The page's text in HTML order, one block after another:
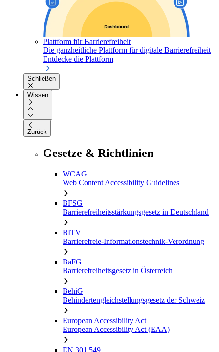
Plattform für Barrierefreiheit
Die ganzheitliche Plattform für digitale Barrierefreiheit
Entdecke die Plattform
Schließen
Wissen
Zurück
Gesetze & Richtlinien
WCAG
Web Content Accessibility Guidelines
BFSG
Barrierefreiheitsstärkungsgesetz in Deutschland
BITV
Barrierefreie-Informationstechnik-Verordnung
BaFG
Barrierefreiheitsgesetz in Österreich
BehiG
Behindertengleichstellungsgesetz der Schweiz
European Accessibility Act
European Accessibility Act (EAA)
EN 301 549